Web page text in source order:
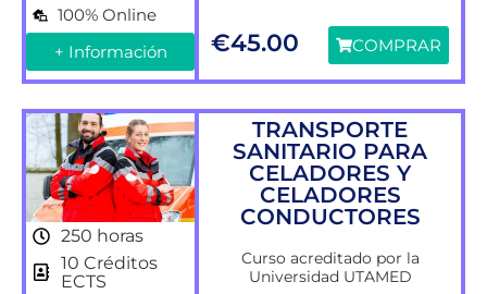
100% Online
+ Información
€45.00 COMPRAR
250 horas
10 Créditos
ECTS
TRANSPORTE
SANITARIO PARA
CELADORES Y
CELADORES
CONDUCTORES
Curso acreditado por la
Universidad UTAMED